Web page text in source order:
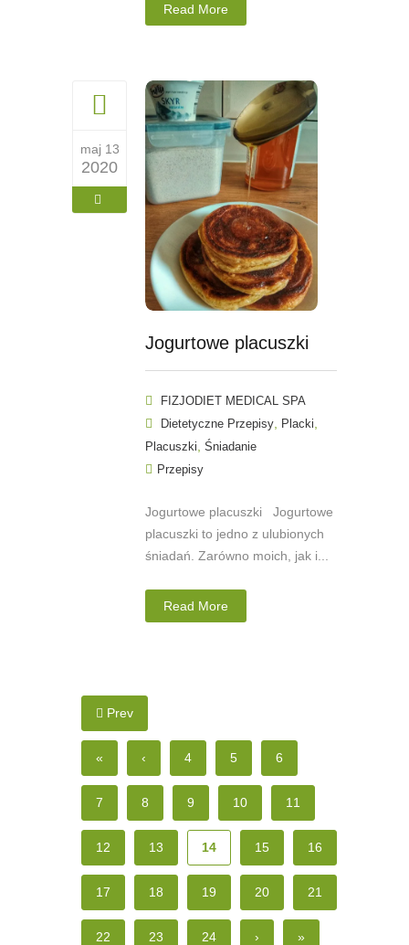
Read More
maj 13
2020
Jogurtowe placuszki
FIZJODIET MEDICAL SPA
Dietetyczne Przepisy
Placki
Placuszki Śniadanie
Przepisy
Jogurtowe placuszki Jogurtowe
placuszki to jedno z ulubionych
śniadań. Zarówno moich, jak i...
Read More
Prev
« ‹ 4 5 6
7 8 9 10 11
12 13 14 15 16
17 18 19 20 21
22 23 24 › »